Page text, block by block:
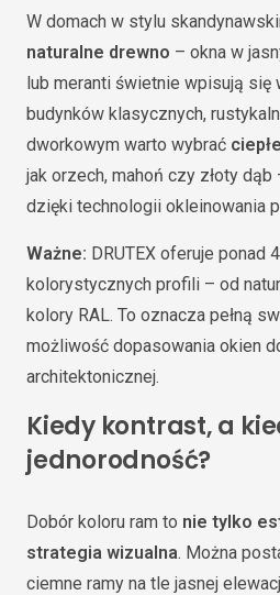
W domach w stylu
naturalne drewno – okna w
lub meranti świetnie wpisują się
budynków klasycznych,
dworkowym warto wybrać
jak orzech, mahoń czy złoty
dzięki technologii okleinowania
Ważne: DRUTEX oferuje ponad
kolorystycznych profili – od
kolory RAL. To oznacza pełną
możliwość dopasowania okien
architektonicznej.
Kiedy kontrast, a
jednorodność?
Dobór koloru ram to nie tylko
strategia wizualna. Można
ciemne ramy na tle jasnej